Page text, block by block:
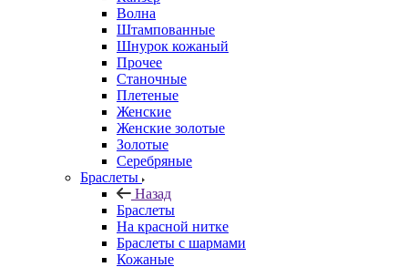
Волна
Штампованные
Шнурок кожаный
Прочее
Станочные
Плетеные
Женские
Женские золотые
Золотые
Серебряные
Браслеты
Назад
Браслеты
На красной нитке
Браслеты с шармами
Кожаные